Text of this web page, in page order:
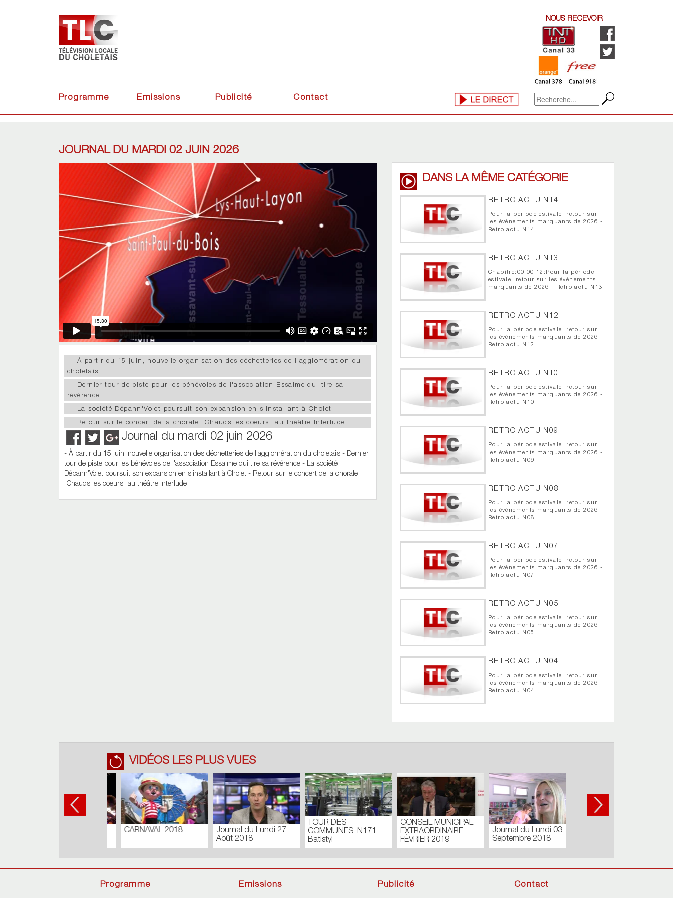
NOUS RECEVOIR
Programme Emissions Publicité Contact
JOURNAL DU MARDI 02 JUIN 2026
À partir du 15 juin, nouvelle organisation des déchetteries de l'agglomération du
choletais
Dernier tour de piste pour les bénévoles de l'association Essaime qui tire sa
révérence
La société Dépann'Volet poursuit son expansion en s'installant à Cholet
Retour sur le concert de la chorale "Chauds les coeurs" au théâtre Interlude
Journal du mardi 02 juin 2026
- À partir du 15 juin, nouvelle organisation des déchetteries de l'agglomération du choletais - Dernier
tour de piste pour les bénévoles de l'association Essaime qui tire sa révérence - La société
Dépann'Volet poursuit son expansion en s'installant à Cholet - Retour sur le concert de la chorale
"Chauds les coeurs" au théâtre Interlude
DANS LA MÊME CATÉGORIE
RETRO ACTU N14
Pour la période estivale, retour sur
les événements marquants de 2026 -
Retro actu N14
RETRO ACTU N13
Chapitre:00:00.12:Pour la période
estivale, retour sur les événements
marquants de 2026 - Retro actu N13
RETRO ACTU N12
Pour la période estivale, retour sur
les événements marquants de 2026 -
Retro actu N12
RETRO ACTU N10
Pour la période estivale, retour sur
les événements marquants de 2026 -
Retro actu N10
RETRO ACTU N09
Pour la période estivale, retour sur
les événements marquants de 2026 -
Retro actu N09
RETRO ACTU N08
Pour la période estivale, retour sur
les événements marquants de 2026 -
Retro actu N08
RETRO ACTU N07
Pour la période estivale, retour sur
les événements marquants de 2026 -
Retro actu N07
RETRO ACTU N05
Pour la période estivale, retour sur
les événements marquants de 2026 -
Retro actu N05
RETRO ACTU N04
Pour la période estivale, retour sur
les événements marquants de 2026 -
Retro actu N04
VIDÉOS LES PLUS VUES
Journal du Lundi 27
TOUR DES
COMMUNES_N171
Batistyl
CONSEIL MUNICIPAL
EXTRAORDINAIRE –
FÉVRIER 2019
Journal du Lundi 03
Septembre 2018
Carnaval de Cholet -
Défilé de jour
Programme Emissions Publicité Contact